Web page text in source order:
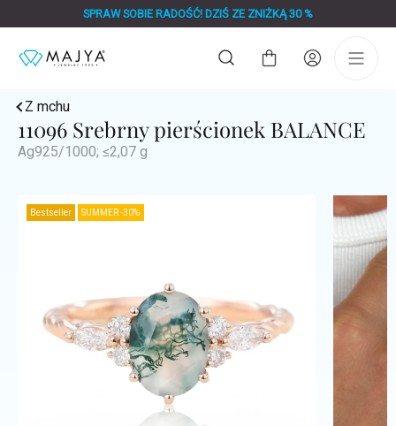
do
SPRAW SOBIE RADOŚĆ! DZIŚ ZE ZNIŻKĄ 30 %
Koszyk
Z mchu
11096 Srebrny pierścionek BALANCE
Ag925/1000; ≤2,07 g
Bestseller SUMMER -30%